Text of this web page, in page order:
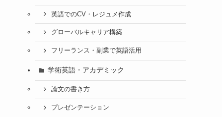
英語でのCV・レジュメ作成
グローバルキャリア構築
フリーランス・副業で英語活用
学術英語・アカデミック
論文の書き方
プレゼンテーション